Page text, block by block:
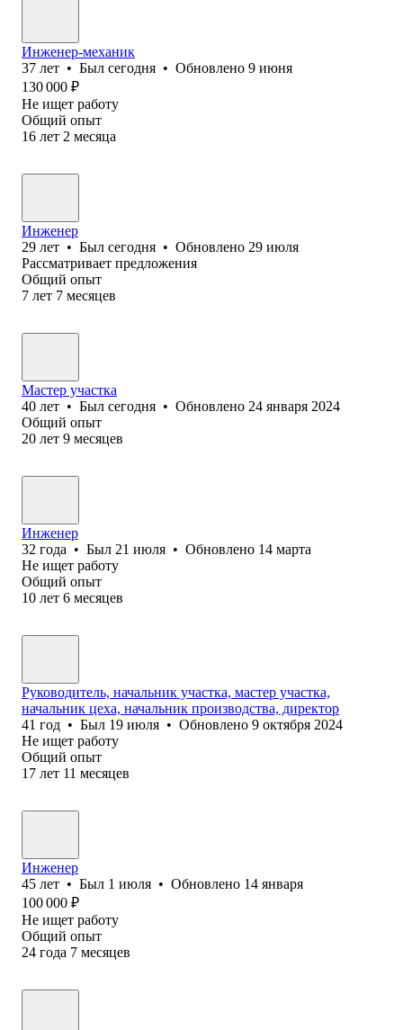
Инженер-механик
37 лет • Был сегодня • Обновлено 9 июня
130 000 ₽
Не ищет работу
Общий опыт
16 лет 2 месяца
Инженер
29 лет • Был сегодня • Обновлено 29 июля
Рассматривает предложения
Общий опыт
7 лет 7 месяцев
Мастер участка
40 лет • Был сегодня • Обновлено 24 января 2024
Общий опыт
20 лет 9 месяцев
Инженер
32 года • Был 21 июля • Обновлено 14 марта
Не ищет работу
Общий опыт
10 лет 6 месяцев
Руководитель, начальник участка, мастер участка,
начальник цеха, начальник производства, директор
41 год • Был 19 июля • Обновлено 9 октября 2024
Не ищет работу
Общий опыт
17 лет 11 месяцев
Инженер
45 лет • Был 1 июля • Обновлено 14 января
100 000 ₽
Не ищет работу
Общий опыт
24 года 7 месяцев